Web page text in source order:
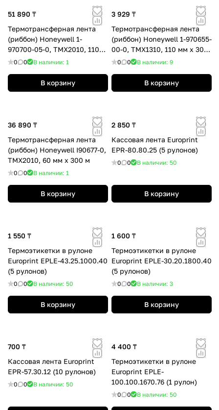
51 890 ₸
Термотрансферная лента
(риббон) Honeywell 1-
970700-05-0, TMX2010, 110
мм x 300 м
0 0 В наличии: 1
В корзину
3 929 ₸
Термотрансферная лента
(риббон) Honeywell 1-970655-
00-0, TMX1310, 110 мм x 300
м (1 рулон)
0 0 В наличии: 9
В корзину
36 890 ₸
Термотрансферная лента
(риббон) Honeywell I90677-0,
TMX2010, 60 мм x 300 м
0 0 В наличии: 1
В корзину
2 850 ₸
Кассовая лента Europrint
EPR-80.80.25 (5 рулонов)
0 0 В наличии: 50
В корзину
1 550 ₸
Термоэтикетки в рулоне
Europrint EPLE-43.25.1000.40
(5 рулонов)
0 0 В наличии: 50
В корзину
1 600 ₸
Термоэтикетки в рулоне
Europrint EPLE-30.20.1800.40
(5 рулонов)
0 0 В наличии: 3
В корзину
700 ₸
Кассовая лента Europrint
EPR-57.30.12 (10 рулонов)
0 0 В наличии: 50
4 400 ₸
Термоэтикетки в рулоне
Europrint EPLE-
100.100.1670.76 (1 рулон)
0 0 В наличии: 50